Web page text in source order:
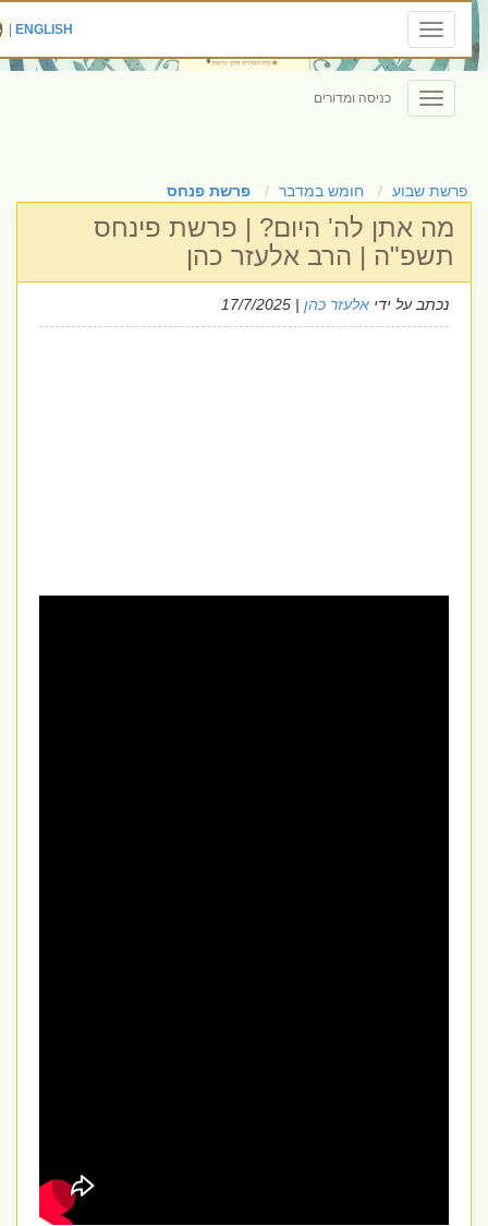
Toggle
navigation
ENGLISH
|
Toggle
navigation
כניסה ומדורים
פרשת שבוע חומש במדבר פרשת פנחס
מה אתן לה' היום? | פרשת פינחס
תשפ"ה | הרב אלעזר כהן
נכתב על ידיאלעזר כהן| 17/7/2025